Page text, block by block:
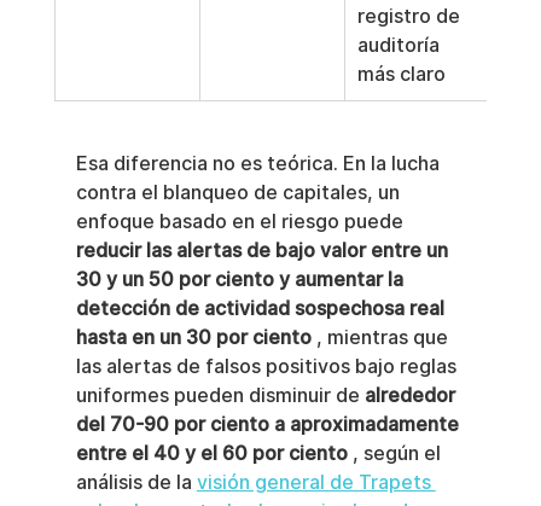
registro de
auditoría
más claro
Esa diferencia no es teórica. En la lucha
contra el blanqueo de capitales, un
enfoque basado en el riesgo puede
reducir las alertas de bajo valor entre un
30 y un 50 por ciento y aumentar la
detección de actividad sospechosa real
hasta en un 30 por ciento , mientras que
las alertas de falsos positivos bajo reglas
uniformes pueden disminuir de alrededor
del 70-90 por ciento a aproximadamente
entre el 40 y el 60 por ciento , según el
análisis de la visión general de Trapets